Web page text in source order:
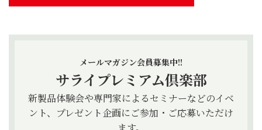
メールマガジン会員募集中!!
サライプレミアム倶楽部
新製品体験会や専門家によるセミナーなどのイベ
ント、プレゼント企画にご参加・ご応募いただけ